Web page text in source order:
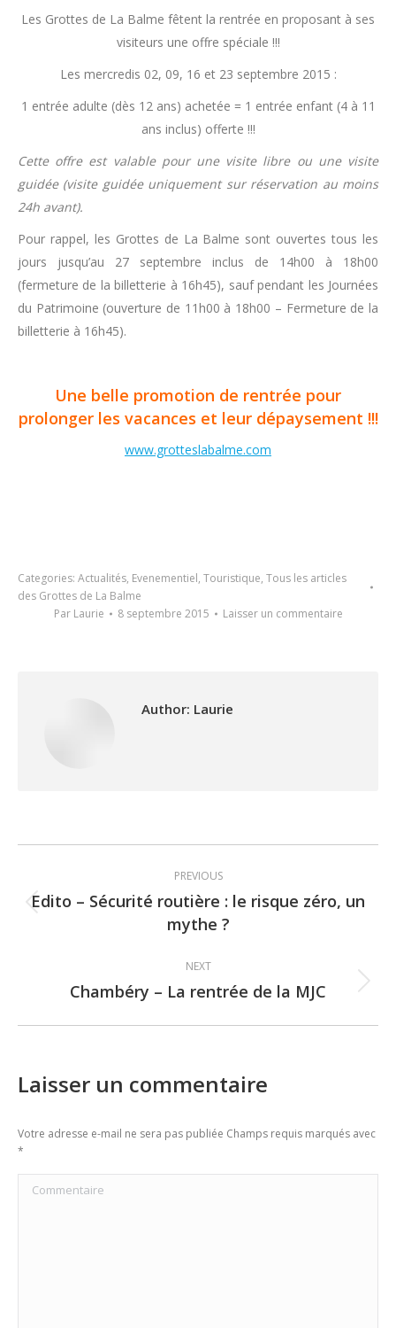
Les Grottes de La Balme fêtent la rentrée en proposant à ses
visiteurs une offre spéciale !!!
Les mercredis 02, 09, 16 et 23 septembre 2015 :
1 entrée adulte (dès 12 ans) achetée = 1 entrée enfant (4 à 11
ans inclus) offerte !!!
Cette offre est valable pour une visite libre ou une visite
guidée (visite guidée uniquement sur réservation au moins
24h avant).
Pour rappel, les Grottes de La Balme sont ouvertes tous les
jours jusqu’au 27 septembre inclus de 14h00 à 18h00
(fermeture de la billetterie à 16h45), sauf pendant les Journées
du Patrimoine (ouverture de 11h00 à 18h00 – Fermeture de la
billetterie à 16h45).
Une belle promotion de rentrée pour
prolonger les vacances et leur dépaysement !!!
www.grotteslabalme.com
Categories: Actualités, Evenementiel, Touristique, Tous les articles
des Grottes de La Balme
Par Laurie 8 septembre 2015 Laisser un commentaire
Author: Laurie
navigation
PREVIOUS
Previous
post:
Edito – Sécurité routière : le risque zéro, un
mythe ?
NEXT
Next
Chambéry – La rentrée de la MJC
Laisser un commentaire
Votre adresse e-mail ne sera pas publiée Champs requis marqués avec
*
Commentaire